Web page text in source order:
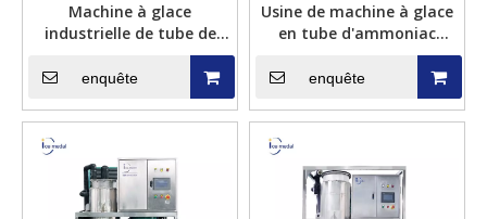
Machine à glace
industrielle de tube de
type ammoniac Icemedal
60 tonnes par jour
enquête
Usine de machine à glace
en tube d'ammoniac
Icemedal 100 tonnes par
jour
enquête